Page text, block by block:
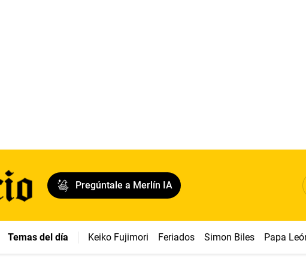
Pregúntale a Merlín IA
Temas del día Keiko Fujimori Feriados Simon Biles Papa